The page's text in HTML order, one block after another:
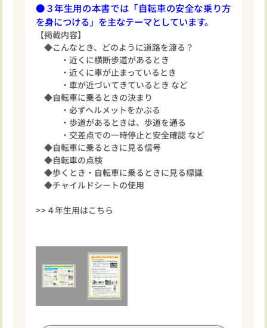
●３年生用の本書では「自転車の安全な乗り方
を身につける」を主なテーマとしています。
【掲載内容】
◆こんなとき、どのように道路を渡る？
・近くに横断歩道があるとき
・近くに車が止まっているとき
・車が近づいてきているとき など
◆自転車に乗るときの決まり
・必ずヘルメットをかぶる
・歩道があるときは、歩道を通る
・交差点での一時停止と安全確認 など
◆自転車に乗るときに見る信号
◆自転車の点検
◆歩くとき・自転車に乗るときに見る標識
◆チャイルドシートの使用
>>４年生用はこちら